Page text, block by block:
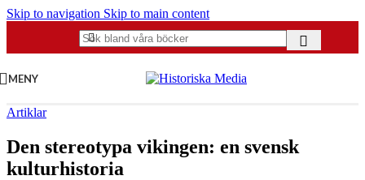
Skip to navigation Skip to main content
MENY
Artiklar
Den stereotypa vikingen: en svensk
kulturhistoria